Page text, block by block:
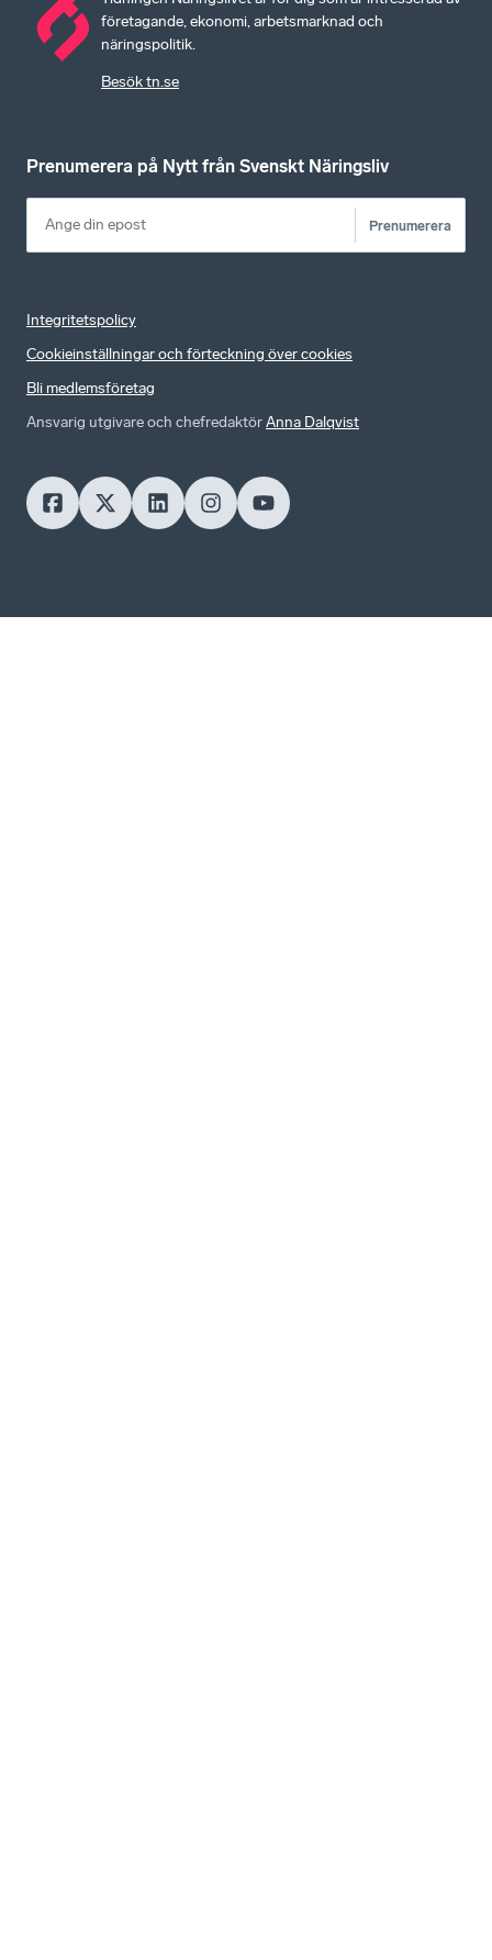
företagande, ekonomi, arbetsmarknad och
näringspolitik.
Besök tn.se
Prenumerera på Nytt från Svenskt Näringsliv
Prenumerera
Integritetspolicy
Cookieinställningar och förteckning över cookies
Bli medlemsföretag
Ansvarig utgivare och chefredaktörAnna Dalqvist